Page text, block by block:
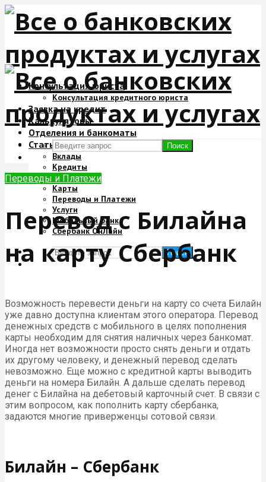
Консультация юриста
Консультация кредитного юриста
Заявка на кредит
Калькуляторы
Отделения и банкоматы
Статьи
Вклады
Кредиты
Ипотека
Карты
Переводы и Платежи
Услуги
Мобильный банк
Сбербанк ОнЛайн
Поиск
Поиск
Переводы и Платежи
Перевод с Билайна
на карту Сбербанк
Возможность перевести деньги на карту со счета Билайн
уже давно доступна клиентам этого оператора. Перевод
денежных средств с мобильного в целях пополнения
карты необходим для снятия наличных через банкомат.
Иногда нет возможности просто снять деньги и отдать
их другому человеку, и денежный перевод сделать
невозможно. Еще можно с кредитной карты выводить
деньги на номера Билайн. А дальше сделать перевод
денег с Билайна на дебетовый карточный счет. В связи с
этим вопросом, как пополнить карту сбербанка,
задаются многие приверженцы сотовой связи.
Билайн – Сбербанк